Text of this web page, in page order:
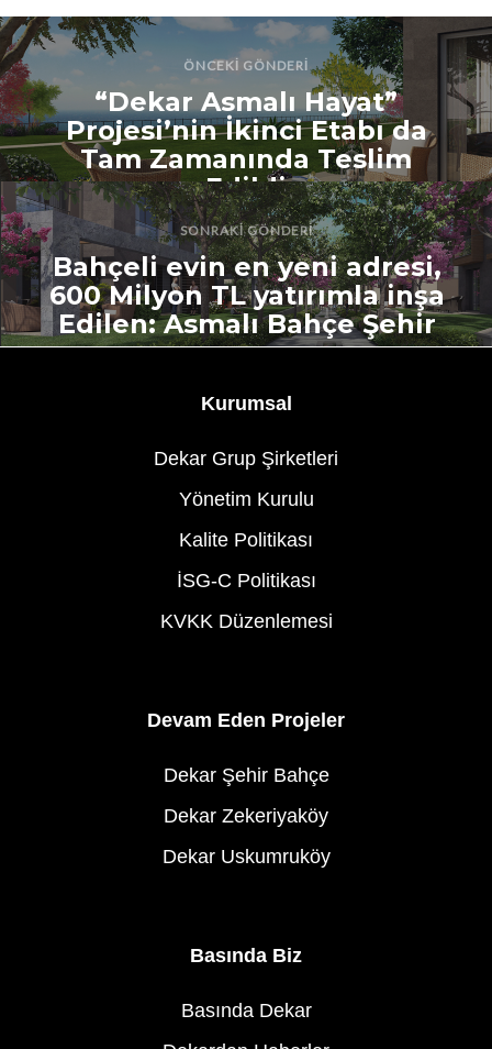
ÖNCEKI GÖNDERI
“Dekar Asmalı Hayat”
Projesi’nin İkinci Etabı da
Tam Zamanında Teslim
Edildi
SONRAKI GÖNDERI
Bahçeli evin en yeni adresi,
600 Milyon TL yatırımla inşa
Edilen: Asmalı Bahçe Şehir
Kurumsal
Dekar Grup Şirketleri
Yönetim Kurulu
Kalite Politikası
İSG-C Politikası
KVKK Düzenlemesi
Devam Eden Projeler
Dekar Şehir Bahçe
Dekar Zekeriyaköy
Dekar Uskumruköy
Basında Biz
Basında Dekar